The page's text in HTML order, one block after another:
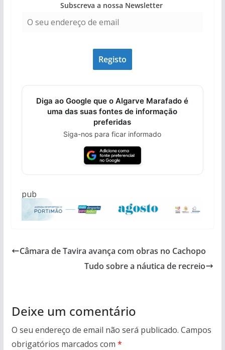
Subscreva a nossa Newsletter
Diga ao Google que o Algarve Marafado é
uma das suas fontes de informação
preferidas
Siga-nos para ficar informado
pub
Câmara de Tavira avança com obras no Cachopo
Tudo sobre a náutica de recreio
Deixe um comentário
O seu endereço de email não será publicado. Campos
obrigatórios marcados com *